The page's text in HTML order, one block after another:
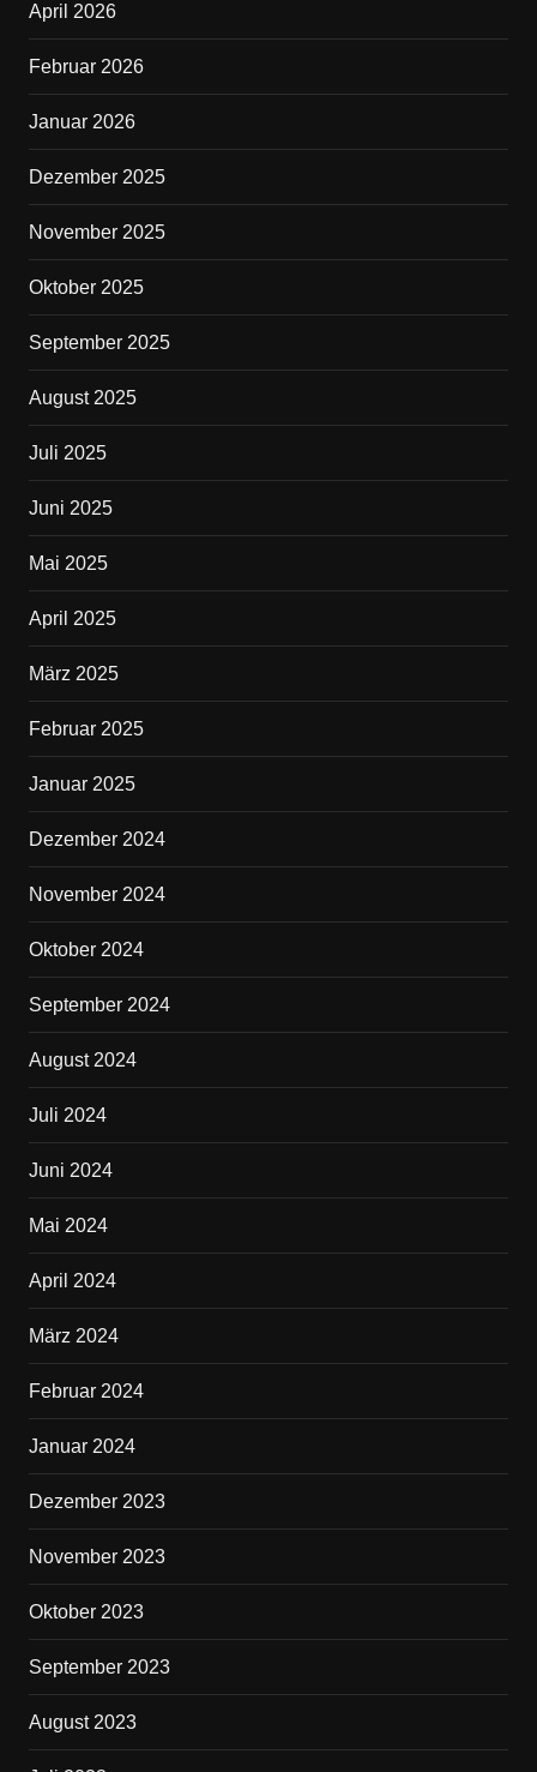
o
o
k
April 2026
Februar 2026
Januar 2026
Dezember 2025
November 2025
Oktober 2025
September 2025
August 2025
Juli 2025
Juni 2025
Mai 2025
April 2025
März 2025
Februar 2025
Januar 2025
Dezember 2024
November 2024
Oktober 2024
September 2024
August 2024
Juli 2024
Juni 2024
Mai 2024
April 2024
März 2024
Februar 2024
Januar 2024
Dezember 2023
November 2023
Oktober 2023
September 2023
August 2023